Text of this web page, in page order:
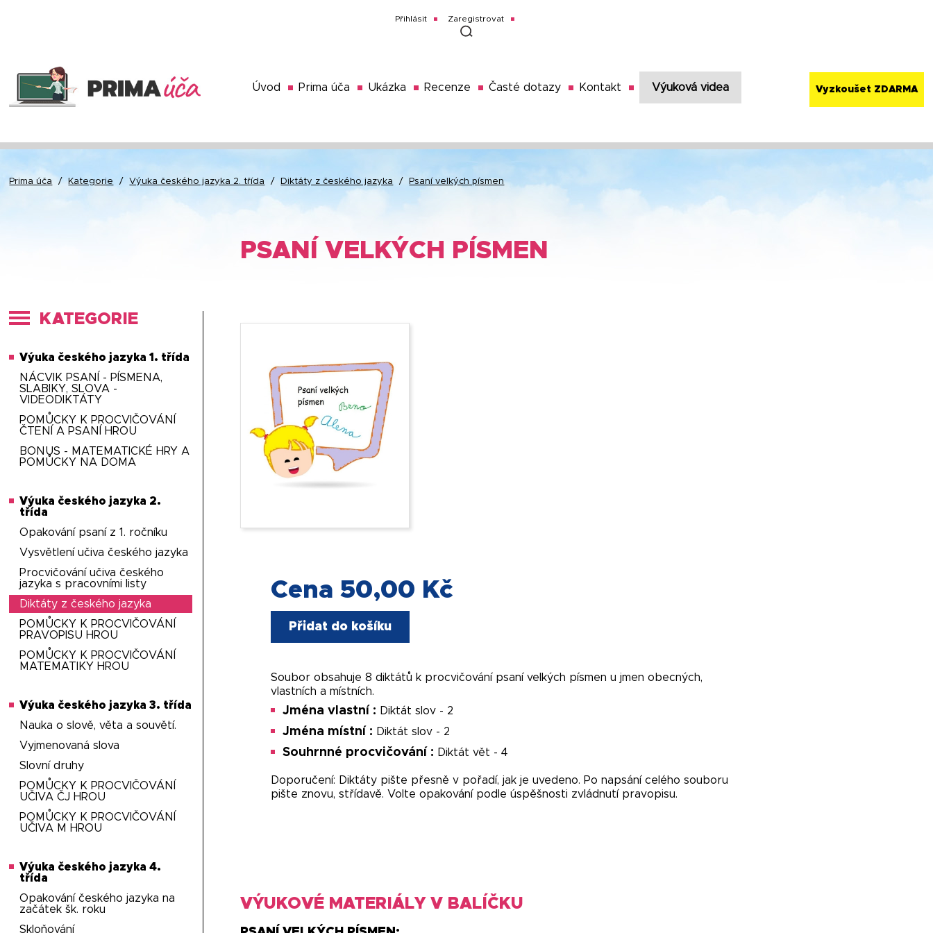
Přihlásit Zaregistrovat
Úvod Prima úča Ukázka Recenze Časté dotazy Kontakt Výuková videa Vyzkoušet ZDARMA
Prima úča / Kategorie / Výuka českého jazyka 2. třída / Diktáty z českého jazyka / Psaní velkých písmen
KATEGORIE
Výuka českého jazyka 1. třída
NÁCVIK PSANÍ - PÍSMENA,
SLABIKY, SLOVA -
VIDEODIKTÁTY
POMŮCKY K PROCVIČOVÁNÍ
ČTENÍ A PSANÍ HROU
BONUS - MATEMATICKÉ HRY A
POMŮCKY NA DOMA
Výuka českého jazyka 2.
třída
Opakování psaní z 1. ročníku
Vysvětlení učiva českého jazyka
Procvičování učiva českého
jazyka s pracovními listy
Diktáty z českého jazyka
POMŮCKY K PROCVIČOVÁNÍ
PRAVOPISU HROU
POMŮCKY K PROCVIČOVÁNÍ
MATEMATIKY HROU
Výuka českého jazyka 3. třída
Nauka o slově, věta a souvětí.
Vyjmenovaná slova
Slovní druhy
POMŮCKY K PROCVIČOVÁNÍ
UČIVA ČJ HROU
POMŮCKY K PROCVIČOVÁNÍ
UČIVA M HROU
Výuka českého jazyka 4.
třída
Opakování českého jazyka na
začátek šk. roku
Skloňování
PSANÍ VELKÝCH PÍSMEN
Cena 50,00 Kč
Přidat do košíku
Soubor obsahuje 8 diktátů k procvičování psaní velkých písmen u jmen obecných,
vlastních a místních.
Jména vlastní : Diktát slov - 2
Jména místní : Diktát slov - 2
Souhrnné procvičování : Diktát vět - 4
Doporučení: Diktáty pište přesně v pořadí, jak je uvedeno. Po napsání celého souboru
pište znovu, střídavě. Volte opakování podle úspěšnosti zvládnutí pravopisu.
VÝUKOVÉ MATERIÁLY V BALÍČKU